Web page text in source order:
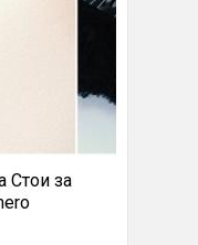
Стои за